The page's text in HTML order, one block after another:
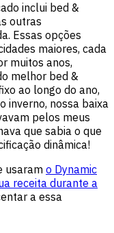
inclui bed &
outras
Essas opções
maiores, cada
muitos anos,
melhor bed &
ao longo do ano,
inverno, nossa baixa
pelos meus
que sabia o que
dinâmica!
usaram o Dynamic
receita durante a
a essa